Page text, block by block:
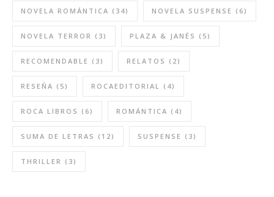
NOVELA ROMÁNTICA (34) NOVELA SUSPENSE (6)
NOVELA TERROR (3) PLAZA & JANÉS (5)
RECOMENDABLE (3) RELATOS (2)
RESEÑA (5) ROCAEDITORIAL (4)
ROCA LIBROS (6) ROMÁNTICA (4)
SUMA DE LETRAS (12) SUSPENSE (3)
THRILLER (3)